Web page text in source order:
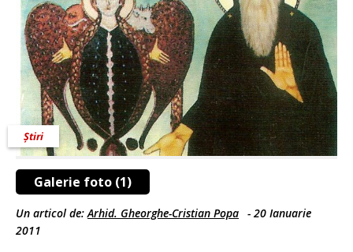
Galerie foto (1)
Știri
Un articol de: Arhid. Gheorghe-Cristian Popa - 20 Ianuarie
2011